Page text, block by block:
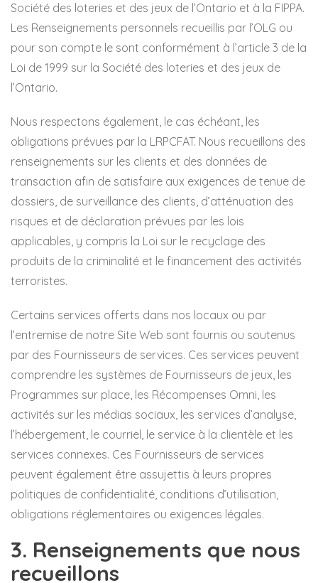
Société des loteries et des jeux de l’Ontario et à la FIPPA.
Les Renseignements personnels recueillis par l’OLG ou
pour son compte le sont conformément à l’article 3 de la
Loi de 1999 sur la Société des loteries et des jeux de
l’Ontario.
Nous respectons également, le cas échéant, les
obligations prévues par la LRPCFAT. Nous recueillons des
renseignements sur les clients et des données de
transaction afin de satisfaire aux exigences de tenue de
dossiers, de surveillance des clients, d’atténuation des
risques et de déclaration prévues par les lois
applicables, y compris la Loi sur le recyclage des
produits de la criminalité et le financement des activités
terroristes.
Certains services offerts dans nos locaux ou par
l’entremise de notre Site Web sont fournis ou soutenus
par des Fournisseurs de services. Ces services peuvent
comprendre les systèmes de Fournisseurs de jeux, les
Programmes sur place, les Récompenses Omni, les
activités sur les médias sociaux, les services d’analyse,
l’hébergement, le courriel, le service à la clientèle et les
services connexes. Ces Fournisseurs de services
peuvent également être assujettis à leurs propres
politiques de confidentialité, conditions d’utilisation,
obligations réglementaires ou exigences légales.
3. Renseignements que nous
recueillons